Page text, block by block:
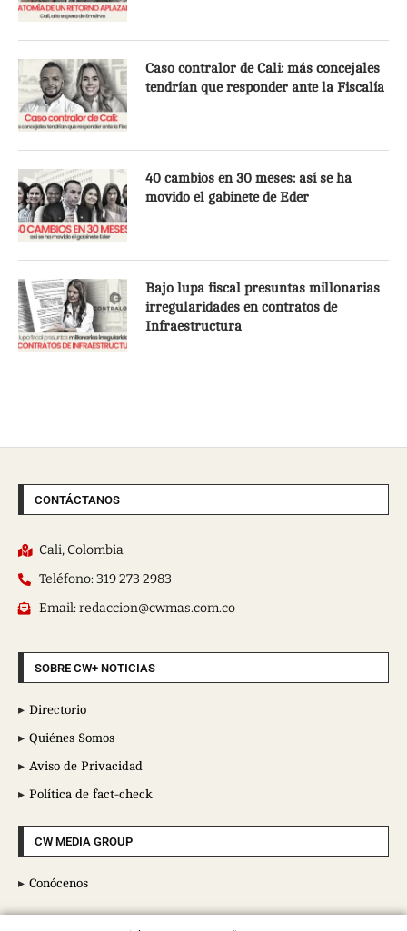
Caso contralor de Cali: más concejales
tendrían que responder ante la Fiscalía
40 cambios en 30 meses: así se ha
movido el gabinete de Eder
Bajo lupa fiscal presuntas millonarias
irregularidades en contratos de
Infraestructura
CONTÁCTANOS
Cali, Colombia
Teléfono: 319 273 2983
Email: redaccion@cwmas.com.co
SOBRE CW+ NOTICIAS
Directorio
Quiénes Somos
Aviso de Privacidad
Política de fact-check
CW MEDIA GROUP
Conócenos